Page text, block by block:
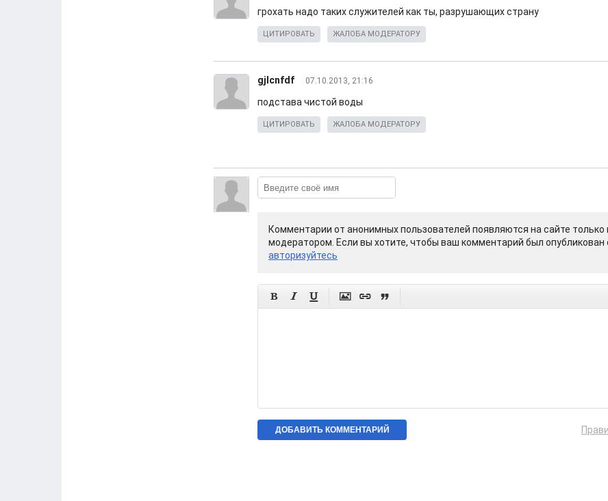
грохать надо таких служителей как ты, разрушающих страну
ЦИТИРОВАТЬ ЖАЛОБА МОДЕРАТОРУ
gjlcnfdf 07.10.2013, 21:16
подстава чистой воды
ЦИТИРОВАТЬ ЖАЛОБА МОДЕРАТОРУ
Комментарии от анонимных пользователей появляются на сайте только
модератором. Если вы хотите, чтобы ваш комментарий был опубликован
авторизуйтесь
     